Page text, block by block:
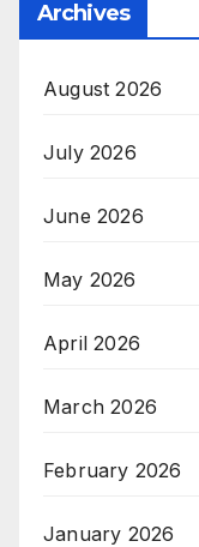
Archives
August 2026
July 2026
June 2026
May 2026
April 2026
March 2026
February 2026
January 2026